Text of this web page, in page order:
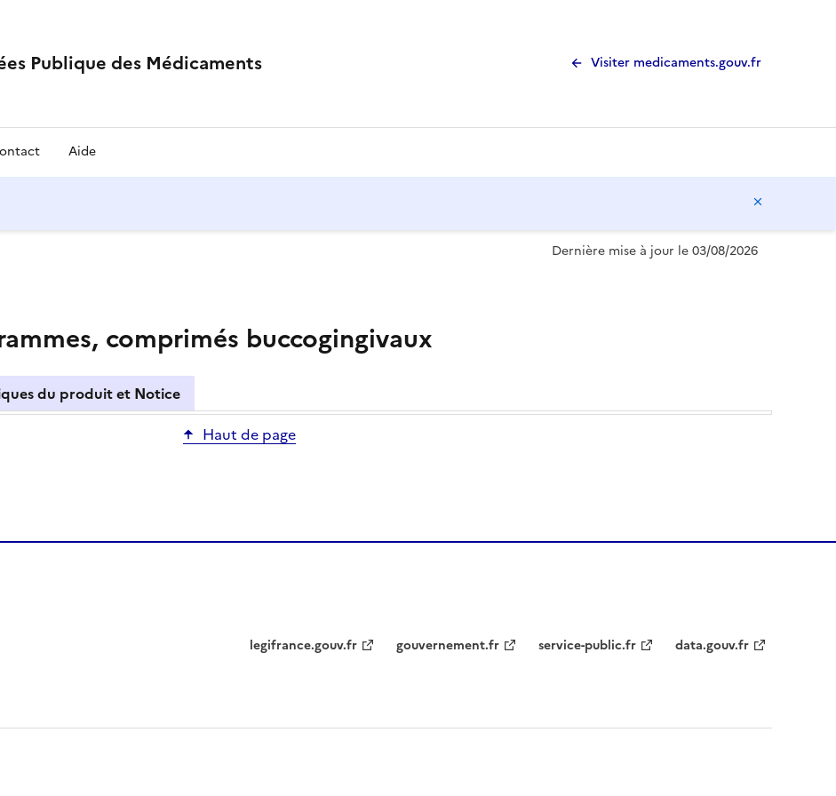
Publique des Médicaments Visiter medicaments.gouv.fr
Aide
Dernière mise à jour le 03/08/2026
comprimés buccogingivaux
du produit et Notice
Haut de page
legifrance.gouv.fr gouvernement.fr service-public.fr data.gouv.fr